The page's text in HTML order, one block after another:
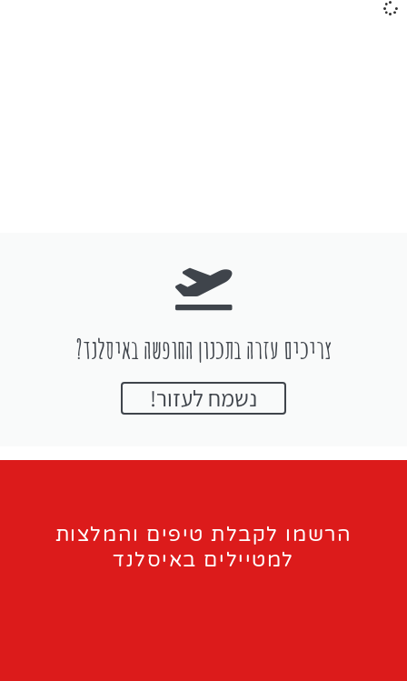
צריכים עזרה בתכנון החופשה באיסלנד?
נשמח לעזור!
הרשמו לקבלת טיפים והמלצות
למטיילים באיסלנד